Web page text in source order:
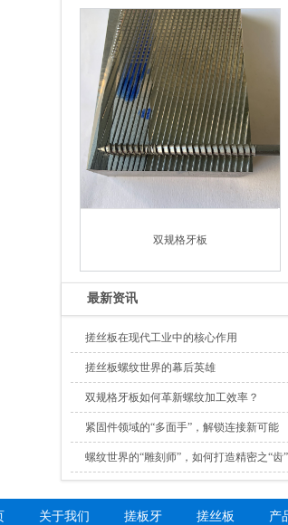
双规格牙板
最新资讯
搓丝板在现代工业中的核心作用
搓丝板螺纹世界的幕后英雄
双规格牙板如何革新螺纹加工效率？
紧固件领域的“多面手”，解锁连接新可能
螺纹世界的“雕刻师”，如何打造精密之“齿”
关于我们 搓板牙 搓丝板 产